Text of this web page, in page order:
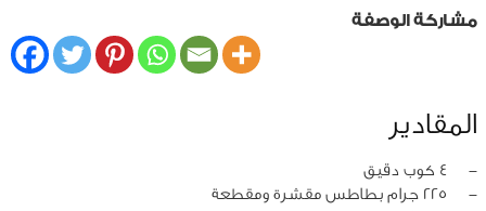
مشاركة الوصفة
المقادير
‏-
4 كوب دقيق
‏-
225 جرام بطاطس مقشرة ومقطعة